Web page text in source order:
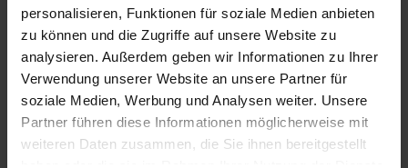
personalisieren, Funktionen für soziale Medien anbieten
zu können und die Zugriffe auf unsere Website zu
analysieren. Außerdem geben wir Informationen zu Ihrer
Verwendung unserer Website an unsere Partner für
soziale Medien, Werbung und Analysen weiter. Unsere
Partner führen diese Informationen möglicherweise mit
weiteren Daten zusammen, die Sie ihnen bereitgestellt
Ob Online-Banking, Online-Shopping, Online-
Zeitungen, Reisebuchungen oder auch soziale
Netzwerke: Die älteren Generationen ab 55+ sind
zunehmend auch online vertreten und entdecken
immer mehr die volle Bandbreite an Angeboten und
Möglichkeiten des Internets. Basierend auf diesen